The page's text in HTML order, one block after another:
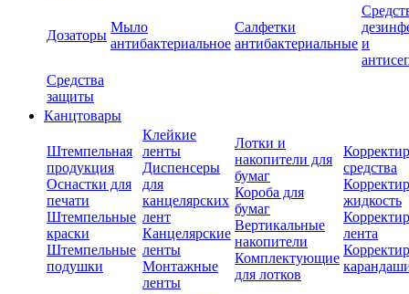
Дозаторы
Мыло
антибактериальное
Салфетки
антибактериальные и
Средства
защиты
Канцтовары
Штемпельная
продукция
Оснастки для
печати
Штемпельные
краски
Штемпельные
подушки
Клейкие
ленты
Диспенсеры
для
канцелярских
лент
Канцелярские
ленты
Монтажные
ленты
Лотки и
накопители для
бумаг
Короба для
бумаг
Вертикальные
накопители
Комплектующие
для лотков
средства
жидкость
лента